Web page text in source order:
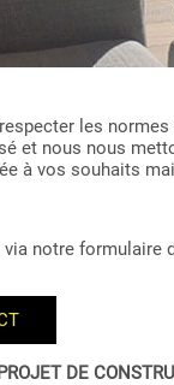
les
et nous nous
à vos souhaits
notre formulaire
DE